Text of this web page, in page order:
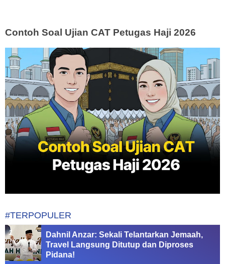
Contoh Soal Ujian CAT Petugas Haji 2026
#TERPOPULER
Dahnil Anzar: Sekali Telantarkan Jemaah,
Travel Langsung Ditutup dan Diproses
Pidana!